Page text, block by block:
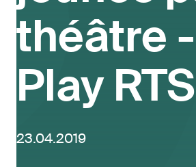
théâtre
Play RTS
23.04.2019